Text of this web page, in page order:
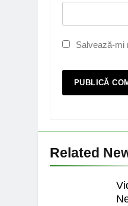
Salvează-mi
Related